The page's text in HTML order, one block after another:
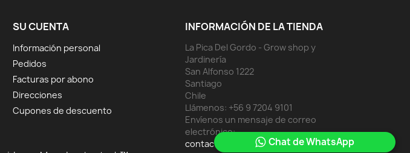
Chat de WhatsApp
SU CUENTA
Información personal
Pedidos
Facturas por abono
Direcciones
Cupones de descuento
INFORMACIÓN DE LA TIENDA
La Pica Del Gordo - Grow shop y
Jardinería
San Alfonso 1222
Santiago
Chile
Llámenos: +56 9 7204 9101
Envíenos un mensaje de correo
electrónico:
contacto@lapicadelgordo.cl